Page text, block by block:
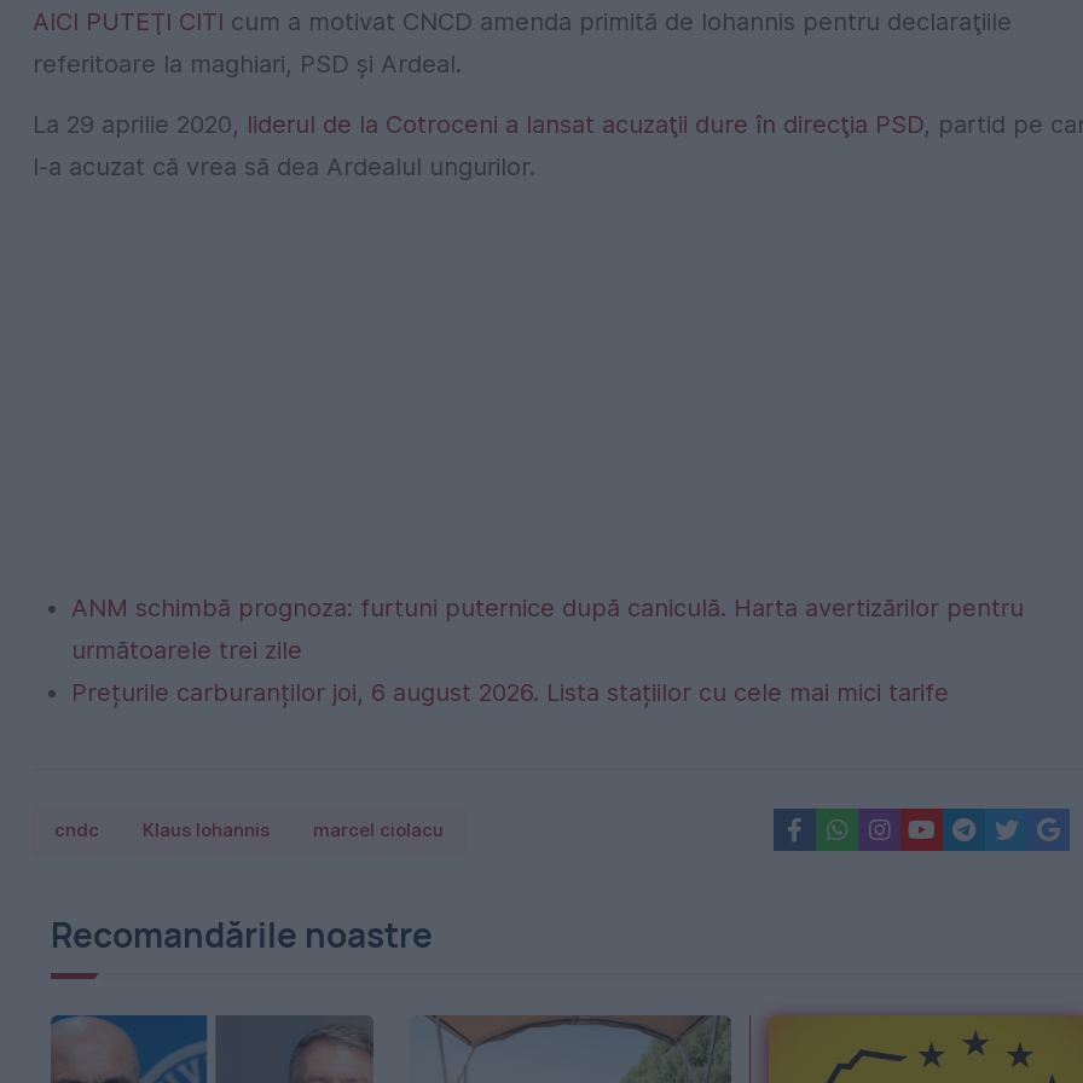
AICI PUTEŢI CITI cum a motivat CNCD amenda primită de Iohannis pentru declaraţiile
referitoare la maghiari, PSD şi Ardeal.
La 29 aprilie 2020, liderul de la Cotroceni a lansat acuzaţii dure în direcţia PSD, partid pe
l-a acuzat că vrea să dea Ardealul ungurilor.
ANM schimbă prognoza: furtuni puternice după caniculă. Harta avertizărilor pentru
următoarele trei zile
Prețurile carburanților joi, 6 august 2026. Lista stațiilor cu cele mai mici tarife
cndc Klaus Iohannis marcel ciolacu
Recomandările noastre